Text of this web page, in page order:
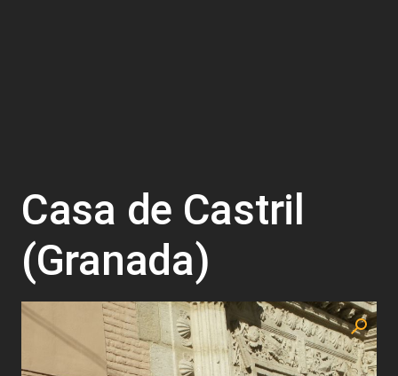
Casa de Castril
(Granada)